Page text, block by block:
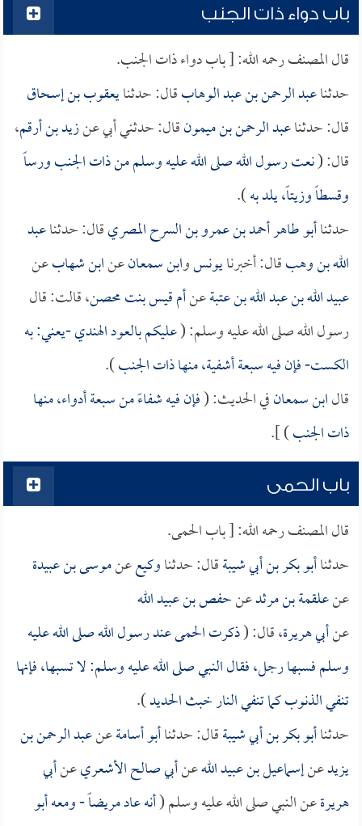
باب دواء ذات الجنب
قال المصنف رحمه الله: [ باب دواء ذات الجنب.
حدثناعبد الرحمن بن عبد الوهابقال: حدثنايعقوب بن إسحاق
قال: حدثناعبد الرحمن بن ميمونقال: حدثني أبي عنزيد بن أرقم،
قال: (نعت رسول الله صلى الله عليه وسلم من ذات الجنب ورساً
وقسطاً وزيتاً، يلد به).
حدثناأبو طاهر أحمد بن عمرو بن السرح المصريقال: حدثناعبد
الله بن وهبقال: أخبرنايونسوابن سمعانعنابن شهابعن
عبيد الله بن عبد الله بن عتبةعنأم قيس بنت محصن، قالت: قال
رسول الله صلى الله عليه وسلم: (عليكم بالعود الهندي -يعني: به
الكست- فإن فيه سبعة أشفية، منها ذات الجنب).
قالابن سمعانفي الحديث: (فإن فيه شفاءً من سبعة أدواء، منها
ذات الجنب) ].
باب الحمى
قال المصنف رحمه الله: [ باب الحمى.
حدثناأبو بكر بن أبي شيبةقال: حدثناوكيععنموسى بن عبيدة
عنعلقمة بن مرثدعنحفص بن عبيد الله
عنأبي هريرة، قال: (ذكرت الحمى عند رسول الله صلى الله عليه
وسلم فسبها رجل، فقال النبي صلى الله عليه وسلم: لا تسبها، فإنها
تنفي الذنوب كما تنفي النار خبث الحديد).
حدثناأبو بكر بن أبي شيبةقال: حدثناأبو أسامةعنعبد الرحمن بن
يزيدعنإسماعيل بن عبيد اللهعنأبي صالح الأشعريعنأبي
هريرةعن النبي صلى الله عليه وسلم (أنه عاد مريضاً - ومعهأبو